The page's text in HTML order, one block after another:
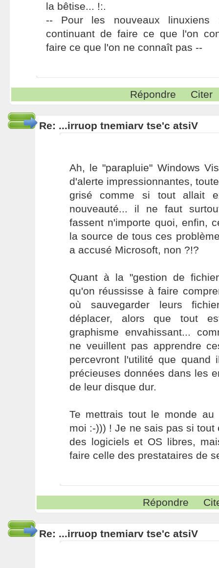
la bêtise... !:.
-- Pour les nouveaux
continuant de faire ce que l'on
faire ce que l'on ne connaît pas --
Répondre Citer
Re: ...irruop tnemiarv tse'c atsiV
Ah, le "parapluie" Windows
d'alerte impressionnantes,
grisé comme si tout allait
nouveauté... il ne faut
fassent n'importe quoi, enfin,
la source de tous ces
a accusé Microsoft, non ?!?
Quant à la "gestion de
qu'on réussisse à faire
où sauvegarder leurs
déplacer, alors que tout
graphisme envahissant...
ne veuillent pas apprendre
percevront l'utilité que quand
précieuses données dans les
de leur disque dur.
Te mettrais tout le monde au
moi :-))) ! Je ne sais pas si tout
des logiciels et OS libres,
faire celle des prestataires de
Répondre
Re: ...irruop tnemiarv tse'c atsiV